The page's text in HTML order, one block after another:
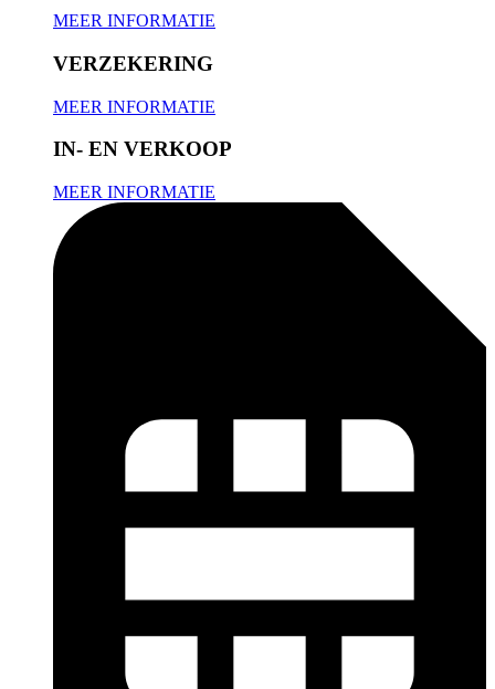
MEER INFORMATIE
VERZEKERING
MEER INFORMATIE
IN- EN VERKOOP
MEER INFORMATIE